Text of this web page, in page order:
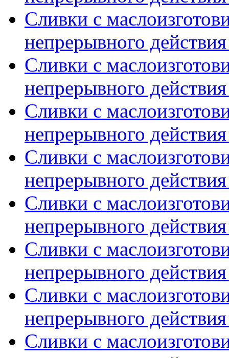
Сливки с
непрерывного
Сливки с
непрерывного
Сливки с
непрерывного
Сливки с
непрерывного
Сливки с
непрерывного
Сливки с
непрерывного
Сливки с
непрерывного
Сливки с